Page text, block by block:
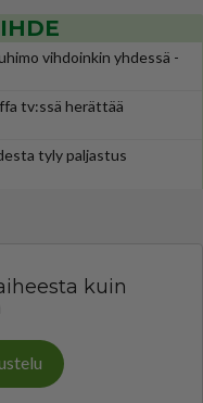
vihdoinkin yhdessä -
tv:ssä herättää
tyly paljastus
kuin